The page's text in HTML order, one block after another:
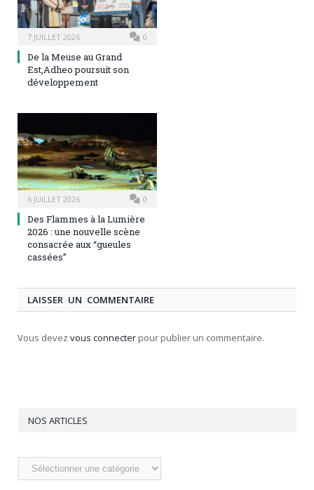
7 JUILLET 2026 0
De la Meuse au Grand
Est,Adheo poursuit son
développement
6 JUILLET 2026 0
Des Flammes à la Lumière
2026 : une nouvelle scène
consacrée aux “gueules
cassées”
LAISSER UN COMMENTAIRE
Vous devez vous connecter pour publier un commentaire.
NOS ARTICLES
Nos